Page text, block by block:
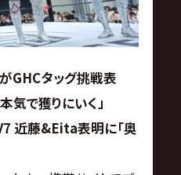
GHCタッグ挑戦表
気で獲りにいく」
近藤&Eita表明に「奥